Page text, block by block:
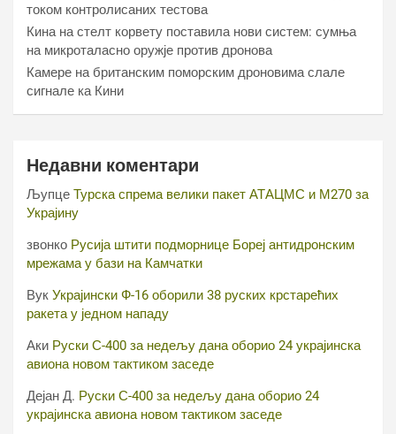
током контролисаних тестова
Кина на стелт корвету поставила нови систем: сумња
на микроталасно оружје против дронова
Камере на британским поморским дроновима слале
сигнале ка Кини
Недавни коментари
Љупце Турска спрема велики пакет АТАЦМС и М270 за
Украјину
звонко Русија штити подморнице Бореј антидронским
мрежама у бази на Камчатки
Вук Украјински Ф-16 оборили 38 руских крстарећих
ракета у једном нападу
Аки Руски С-400 за недељу дана оборио 24 украјинска
авиона новом тактиком заседе
Дејан Д. Руски С-400 за недељу дана оборио 24
украјинска авиона новом тактиком заседе